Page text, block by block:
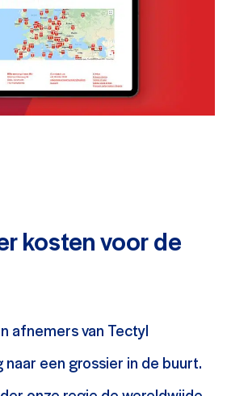
kosten voor de
afnemers van Tectyl
naar een grossier in de buurt.